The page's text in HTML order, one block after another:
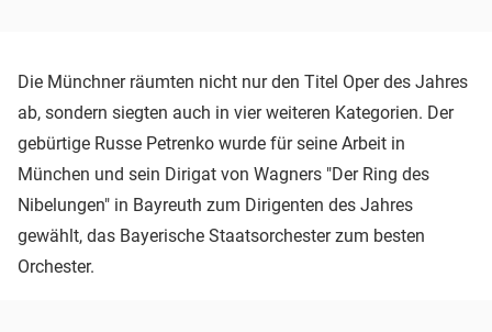
Die Münchner räumten nicht nur den Titel Oper des Jahres
ab, sondern siegten auch in vier weiteren Kategorien. Der
gebürtige Russe Petrenko wurde für seine Arbeit in
München und sein Dirigat von Wagners "Der Ring des
Nibelungen" in Bayreuth zum Dirigenten des Jahres
gewählt, das Bayerische Staatsorchester zum besten
Orchester.